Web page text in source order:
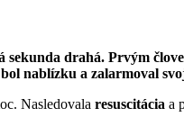
drahá. Prvým
nablízku a zalarmoval
Nasledovala resuscitácia a